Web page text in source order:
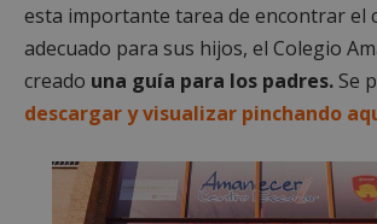
esta importante tarea de encontrar el
adecuado para sus hijos, el Colegio
creado una guía para los padres. Se
descargar y visualizar pinchando